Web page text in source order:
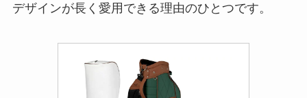
デザインが長く愛用できる理由のひとつです。